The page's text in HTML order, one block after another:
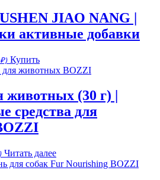
JIAO NANG |
активные добавки
Купить
животных (30 г) |
средства для
Читать далее